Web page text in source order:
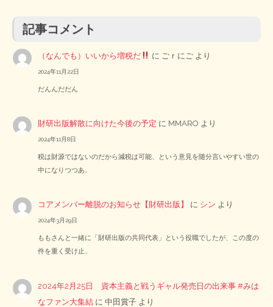
記事コメント
（なんでも）いいから増税だ に ごｒにご より
2024年11月22日
だんんだだん
財研出版解散に向けた今後の予定 に MMARO より
2024年11月8日
税は財源ではないのだから減税は可能、という意見を随分言いやすい世の
中になりつつあ…
コアメンバー離脱のお知らせ【財研出版】 に シン より
2024年3月29日
ももさんと一緒に「財研出版の共同代表」という役職でしたが、この度の
件を重く受け止…
2024年2月25日 資本主義と戦うギャル発売日の出来事 #みは
なファン大集結 に中田賞子 より